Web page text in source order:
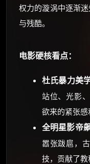
权力的漩涡中逐渐
与残酷。
电影硬核看点：
杜氏暴力美
站位、光影
欲来的紧张感
全明星影帝
嚣张跋扈，
技，贡献了教